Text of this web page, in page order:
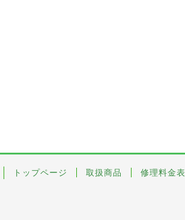
トップページ 取扱商品 修理料金表